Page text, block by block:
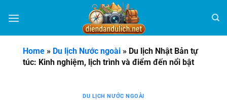
qua
Home » Du lịch Nước ngoài » Du lịch Nhật Bản tự
túc: Kinh nghiệm, lịch trình và điểm đến nổi bật
DU LỊCH NƯỚC NGOÀI